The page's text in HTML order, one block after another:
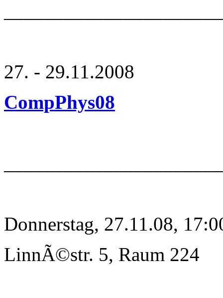
27. - 29.11.2008
CompPhys08
Donnerstag, 27.11.08,
LinnÃ©str. 5, Raum 224